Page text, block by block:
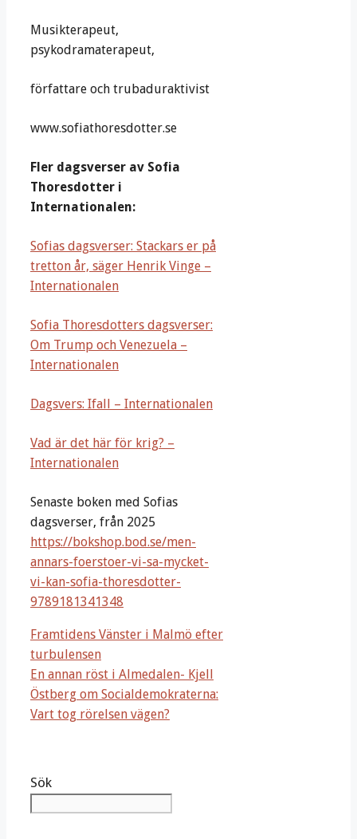
Musikterapeut,
psykodramaterapeut,
författare och trubaduraktivist
www.sofiathoresdotter.se
Fler dagsverser av Sofia
Thoresdotter i
Internationalen:
Sofias dagsverser: Stackars er på
tretton år, säger Henrik Vinge –
Internationalen
Sofia Thoresdotters dagsverser:
Om Trump och Venezuela –
Internationalen
Dagsvers: Ifall – Internationalen
Vad är det här för krig? –
Internationalen
Senaste boken med Sofias
dagsverser, från 2025
https://bokshop.bod.se/men-
annars-foerstoer-vi-sa-mycket-
vi-kan-sofia-thoresdotter-
9789181341348
Framtidens Vänster i Malmö efter
turbulensen
En annan röst i Almedalen- Kjell
Östberg om Socialdemokraterna:
Vart tog rörelsen vägen?
Sök